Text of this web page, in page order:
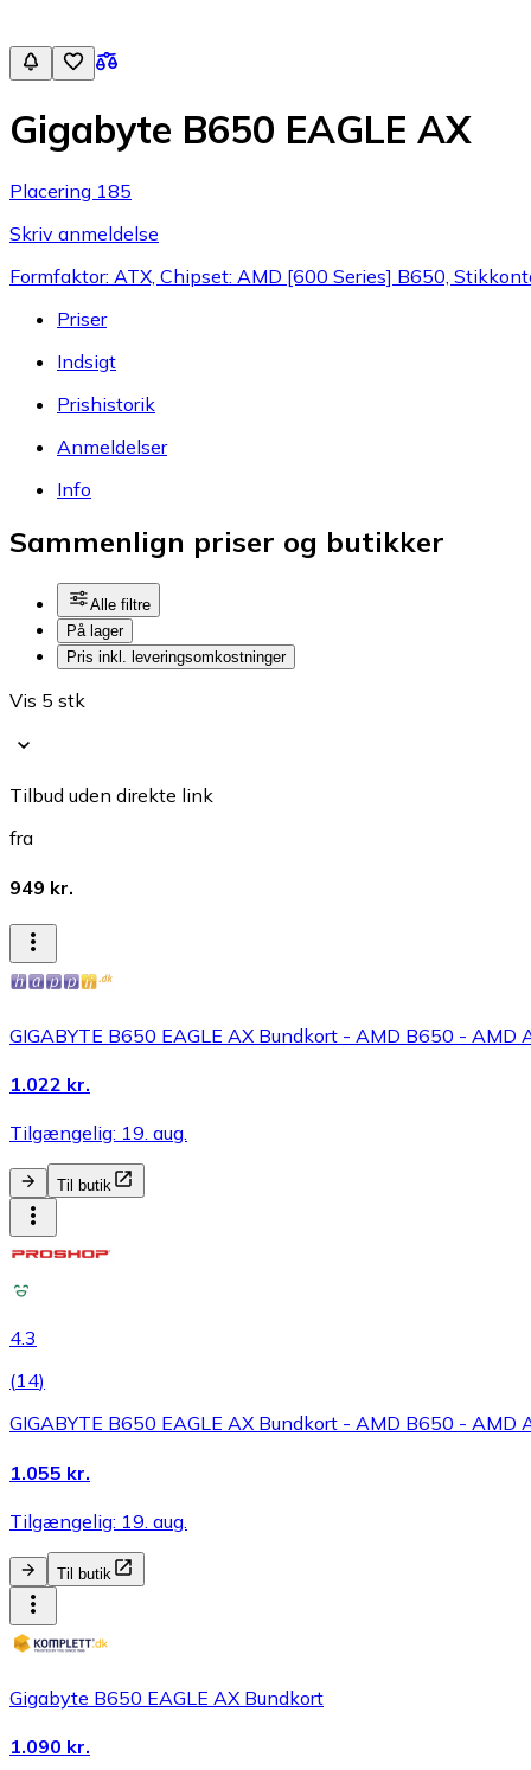
Gigabyte B650 EAGLE AX
Placering 185
Skriv anmeldelse
Formfaktor: ATX, Chipset: AMD [600 Series] B650,
Priser
Indsigt
Prishistorik
Anmeldelser
Info
Sammenlign priser og butikker
Alle filtre
På lager
Pris inkl. leveringsomkostninger
Vis 5 stk
Tilbud uden direkte link
fra
949 kr.
GIGABYTE B650 EAGLE AX Bundkort - AMD B650 - AMD
1.022 kr.
Tilgængelig: 19. aug.
Til butik
4.3
(14)
GIGABYTE B650 EAGLE AX Bundkort - AMD B650 - AMD
1.055 kr.
Tilgængelig: 19. aug.
Til butik
Gigabyte B650 EAGLE AX Bundkort
1.090 kr.